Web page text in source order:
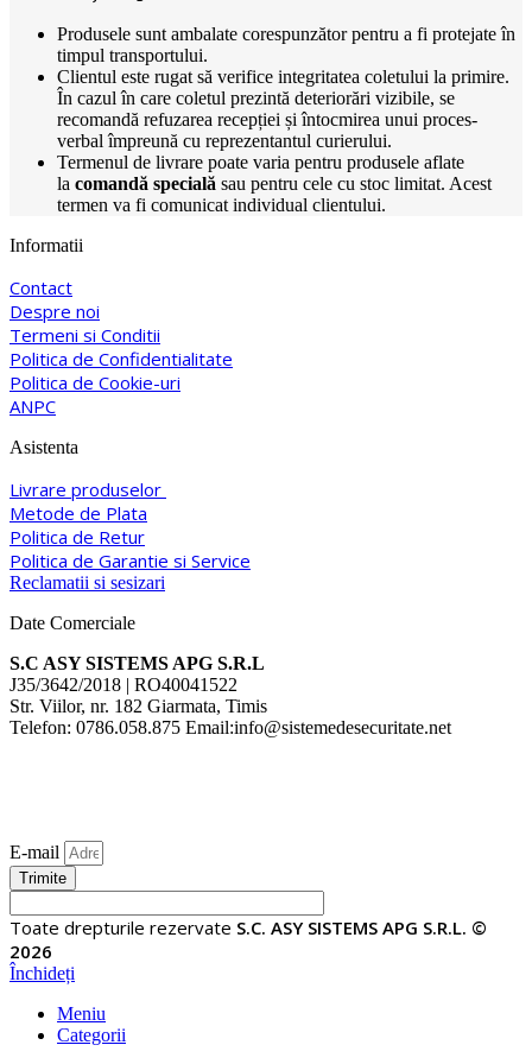
Produsele sunt ambalate corespunzător pentru a fi protejate în
timpul transportului.
Clientul este rugat să verifice integritatea coletului la primire.
În cazul în care coletul prezintă deteriorări vizibile, se
recomandă refuzarea recepției și întocmirea unui proces-
verbal împreună cu reprezentantul curierului.
Termenul de livrare poate varia pentru produsele aflate
la comandă specială sau pentru cele cu stoc limitat. Acest
termen va fi comunicat individual clientului.
Informatii
Contact
Despre noi
Termeni si Conditii
Politica de Confidentialitate
Politica de Cookie-uri
ANPC
Asistenta
Livrare produselor
Metode de Plata
Politica de Retur
Politica de Garantie si Service
Reclamatii si sesizari
Date Comerciale
S.C ASY SISTEMS APG S.R.L
J35/3642/2018 | RO40041522
Str. Viilor, nr. 182 Giarmata, Timis
Telefon: 0786.058.875 Email:info@sistemedesecuritate.net
E-mail
Trimite
Toate drepturile rezervate S.C. ASY SISTEMS APG S.R.L. ©
2026
Închideți
Meniu
Categorii